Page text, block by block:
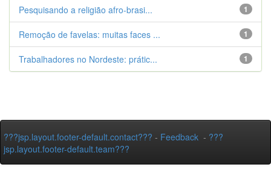
1
Pesquisando a religião afro-brasi...
1
Remoção de favelas: muitas faces ...
1
Trabalhadores no Nordeste: prátic...
???jsp.layout.footer-default.contact??? - Feedback - ???
jsp.layout.footer-default.team???